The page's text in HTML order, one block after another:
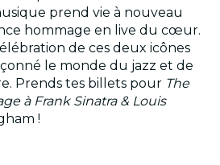
prend vie à nouveau
hommage en live du cœur.
de ces deux icônes
le monde du jazz et de
Prends tes billets pour The
à Frank Sinatra & Louis
!